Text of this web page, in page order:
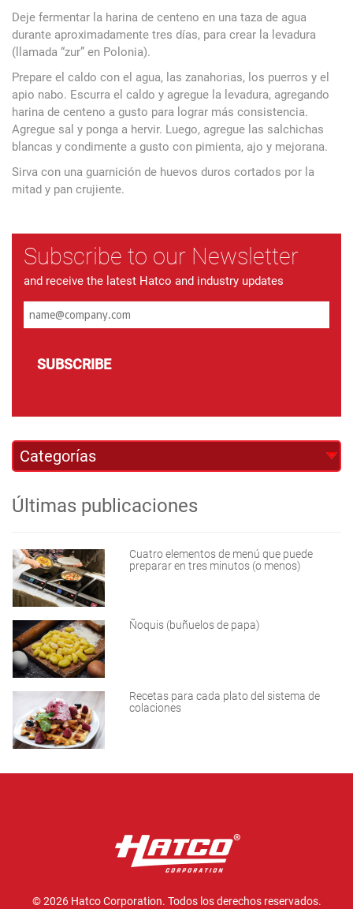
Deje fermentar la harina de centeno en una taza de agua
durante aproximadamente tres días, para crear la levadura
(llamada “zur” en Polonia).
Prepare el caldo con el agua, las zanahorias, los puerros y el
apio nabo. Escurra el caldo y agregue la levadura, agregando
harina de centeno a gusto para lograr más consistencia.
Agregue sal y ponga a hervir. Luego, agregue las salchichas
blancas y condimente a gusto con pimienta, ajo y mejorana.
Sirva con una guarnición de huevos duros cortados por la
mitad y pan crujiente.
Subscribe to our Newsletter
and receive the latest Hatco and industry updates
SUBSCRIBE
Últimas publicaciones
Cuatro elementos de menú que puede
preparar en tres minutos (o menos)
Ñoquis (buñuelos de papa)
Recetas para cada plato del sistema de
colaciones
© 2026 Hatco Corporation. Todos los derechos reservados.